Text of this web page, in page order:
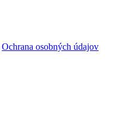
Ochrana osobných údajov